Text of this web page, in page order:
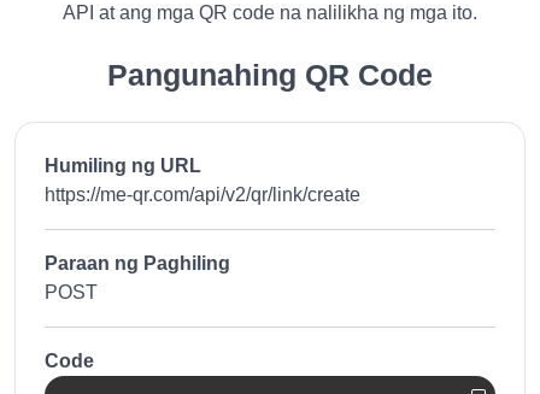
API at ang mga QR code na nalilikha ng mga ito.
Pangunahing QR Code
Humiling ng URL
https://me-qr.com/api/v2/qr/link/create
Paraan ng Paghiling
POST
Code